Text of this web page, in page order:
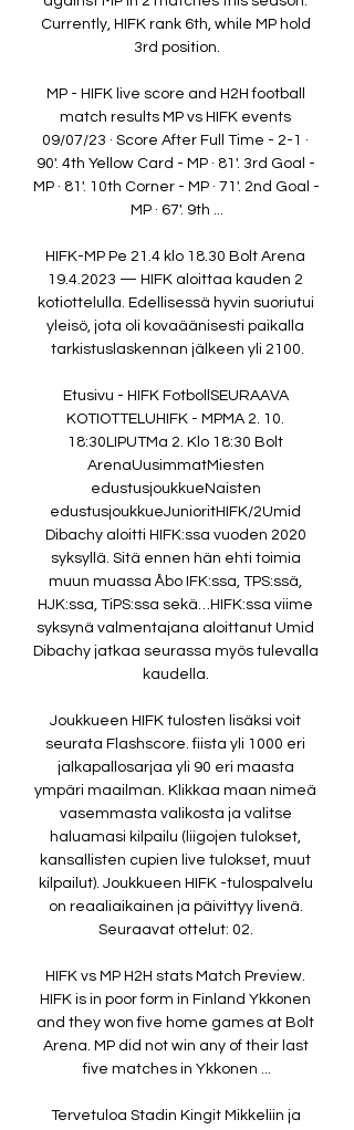
Currently, HIFK rank 6th, while MP hold
3rd position.
MP - HIFK live score and H2H football
match results MP vs HIFK events
09/07/23 · Score After Full Time - 2-1 ·
90'. 4th Yellow Card - MP · 81'. 3rd Goal -
MP · 81'. 10th Corner - MP · 71'. 2nd Goal -
MP · 67'. 9th ...
HIFK-MP Pe 21.4 klo 18.30 Bolt Arena
19.4.2023 — HIFK aloittaa kauden 2
kotiottelulla. Edellisessä hyvin suoriutui
yleisö, jota oli kovaäänisesti paikalla
tarkistuslaskennan jälkeen yli 2100.
Etusivu - HIFK FotbollSEURAAVA
KOTIOTTELUHIFK - MPMA 2. 10.
18:30LIPUTMa 2. Klo 18:30 Bolt
ArenaUusimmatMiesten
edustusjoukkueNaisten
edustusjoukkueJunioritHIFK/2Umid
Dibachy aloitti HIFK:ssa vuoden 2020
syksyllä. Sitä ennen hän ehti toimia
muun muassa Åbo IFK:ssa, TPS:ssä,
HJK:ssa, TiPS:ssa sekä…HIFK:ssa viime
syksynä valmentajana aloittanut Umid
Dibachy jatkaa seurassa myös tulevalla
kaudella.
Joukkueen HIFK tulosten lisäksi voit
seurata Flashscore. fiista yli 1000 eri
jalkapallosarjaa yli 90 eri maasta
ympäri maailman. Klikkaa maan nimeä
vasemmasta valikosta ja valitse
haluamasi kilpailu (liigojen tulokset,
kansallisten cupien live tulokset, muut
kilpailut). Joukkueen HIFK -tulospalvelu
on reaaliaikainen ja päivittyy livenä.
Seuraavat ottelut: 02.
HIFK vs MP H2H stats Match Preview.
HIFK is in poor form in Finland Ykkonen
and they won five home games at Bolt
Arena. MP did not win any of their last
five matches in Ykkonen ...
Tervetuloa Stadin Kingit Mikkeliin ja